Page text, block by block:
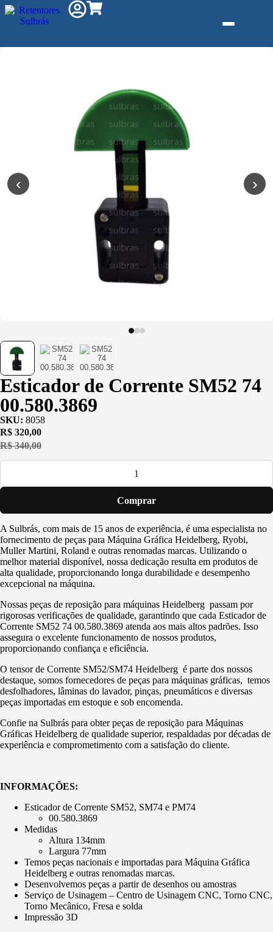
‹ ›
Esticador de Corrente SM52 74
00.580.3869
SKU: 8058
R$ 320,00
R$340,00
Comprar
A Sulbrás, com mais de 15 anos de experiência, é uma especialista no
fornecimento de peças para Máquina Gráfica Heidelberg, Ryobi,
Muller Martini, Roland e outras renomadas marcas. Utilizando o
melhor material disponível, nossa dedicação resulta em produtos de
alta qualidade, proporcionando longa durabilidade e desempenho
excepcional na máquina.
Nossas peças de reposição para máquinas Heidelberg passam por
rigorosas verificações de qualidade, garantindo que cada Esticador de
Corrente SM52 74 00.580.3869 atenda aos mais altos padrões. Isso
assegura o excelente funcionamento de nossos produtos,
proporcionando confiança e eficiência.
O tensor de Corrente SM52/SM74 Heidelberg é parte dos nossos
destaque, somos fornecedores de peças para máquinas gráficas, temos
desfolhadores, lâminas do lavador, pinças, pneumáticos e diversas
peças importadas em estoque e sob encomenda.
Confie na Sulbrás para obter peças de reposição para Máquinas
Gráficas Heidelberg de qualidade superior, respaldadas por décadas de
experiência e comprometimento com a satisfação do cliente.
INFORMAÇÕES:
Esticador de Corrente SM52, SM74 e PM74
00.580.3869
Medidas
Altura 134mm
Largura 77mm
Temos peças nacionais e importadas para Máquina Gráfica
Heidelberg e outras renomadas marcas.
Desenvolvemos peças a partir de desenhos ou amostras
Serviço de Usinagem – Centro de Usinagem CNC, Torno CNC,
Torno Mecânico, Fresa e solda
Impressão 3D
Injeção de
Plástico